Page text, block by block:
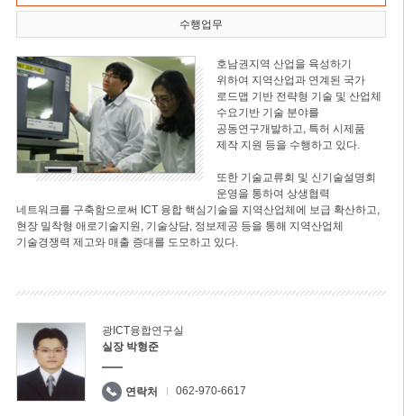
수행업무
호남권지역 산업을 육성하기
위하여 지역산업과 연계된 국가
로드맵 기반 전략형 기술 및 산업체
수요기반 기술 분야를
공동연구개발하고, 특허 시제품
제작 지원 등을 수행하고 있다.
또한 기술교류회 및 신기술설명회
운영을 통하여 상생협력
네트워크를 구축함으로써 ICT 융합 핵심기술을 지역산업체에 보급 확산하고,
현장 밀착형 애로기술지원, 기술상담, 정보제공 등을 통해 지역산업체
기술경쟁력 제고와 매출 증대를 도모하고 있다.
광ICT융합연구실
실장 박형준
연락처 062-970-6617